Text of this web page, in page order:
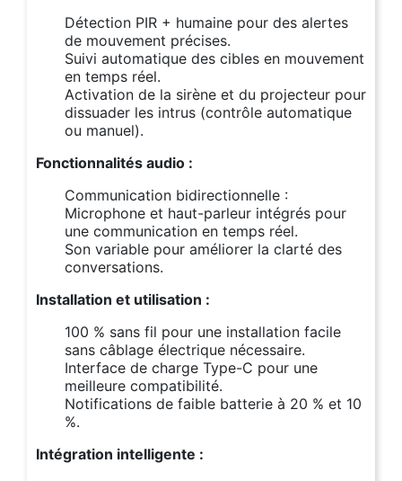
Détection PIR + humaine pour des alertes
de mouvement précises.
Suivi automatique des cibles en mouvement
en temps réel.
Activation de la sirène et du projecteur pour
dissuader les intrus (contrôle automatique
ou manuel).
Fonctionnalités audio :
Communication bidirectionnelle :
Microphone et haut-parleur intégrés pour
une communication en temps réel.
Son variable pour améliorer la clarté des
conversations.
Installation et utilisation :
100 % sans fil pour une installation facile
sans câblage électrique nécessaire.
Interface de charge Type-C pour une
meilleure compatibilité.
Notifications de faible batterie à 20 % et 10
%.
Intégration intelligente :